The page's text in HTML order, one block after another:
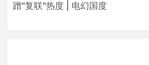
蹭"复联"热度 | 电幻国度